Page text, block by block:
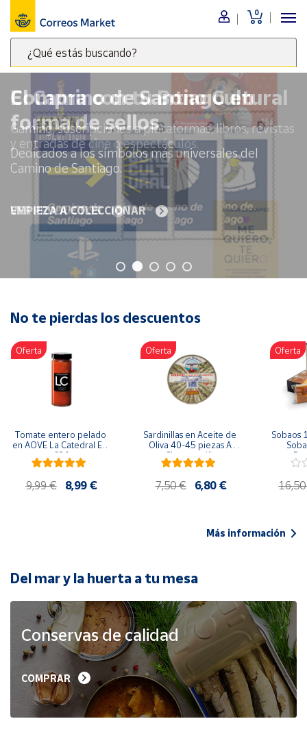
0
¿Qué estás buscando?
Escribe
palabras
clave
para
buscar
productos
en
Market
Menú
Nuestro
catálogo
Alimentación
Bebidas
Ocio y cultura
Juguetes y
Libros y
revistas
Tienda de
Artesanía
Oficina y
Papelería
Para Canarias,
Ceuta y Melilla
populares
Bono
Cultural
de Correos
Market
Productos
Solidarios
Ayuda
El Camino de Santiago en
forma de sellos
Dedicados a los símbolos más universales del
Camino de Santiago.
EMPIEZA A COLECCIONAR
No te pierdas los descuentos
Oferta
Tomate entero pelado
en AOVE La Catedral ER-
630
9,99 € 8,99 €
Oferta
Sardinillas en Aceite de
Oliva 40-45 piezas A
Churrusquiña
7,50 € 6,80 €
Oferta
Sobaos
Más información
Del mar y la huerta a tu mesa
Conservas de calidad
COMPRAR